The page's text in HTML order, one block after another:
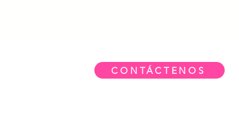
CONTÁCTENOS